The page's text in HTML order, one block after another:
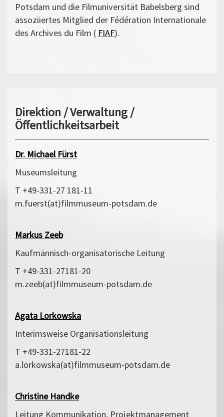
Potsdam und die Filmuniversität Babelsberg sind
assoziiertes Mitglied der Fédération Internationale
des Archives du Film ( FIAF).
Direktion / Verwaltung /
Öffentlichkeitsarbeit
Dr. Michael Fürst
Museumsleitung
T +49-331-27 181-11
m.fuerst(at)filmmuseum-potsdam.de
Markus Zeeb
Kaufmännisch-organisatorische Leitung
T +49-331-27181-20
m.zeeb(at)filmmuseum-potsdam.de
Agata Lorkowska
Interimsweise Organisationsleitung
T +49-331-27181-22
a.lorkowska(at)filmmuseum-potsdam.de
Christine Handke
Leitung Kommunikation, Projektmanagement